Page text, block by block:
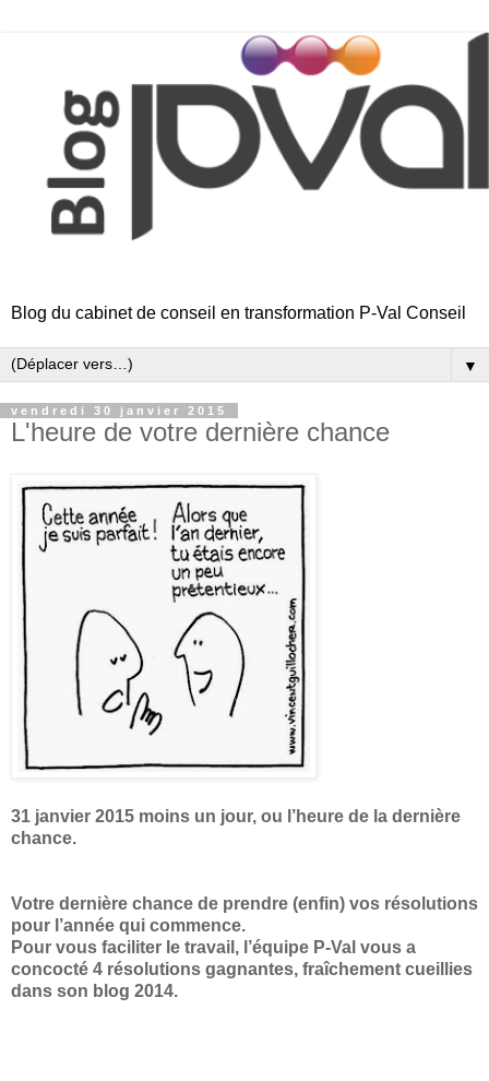
Blog du cabinet de conseil en transformation P-Val Conseil
▼
vendredi 30 janvier 2015
L'heure de votre dernière chance
31 janvier 2015 moins un jour, ou l’heure de la dernière
chance.
Votre dernière chance de prendre (enfin) vos résolutions
pour l’année qui commence.
Pour vous faciliter le travail, l’équipe P-Val vous a
concocté 4 résolutions gagnantes, fraîchement cueillies
dans son blog 2014.